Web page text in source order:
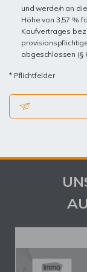
und werde/n an
Höhe von 3,57 %
Kaufvertrages
abgeschlossen (§
* Pflichtfelder